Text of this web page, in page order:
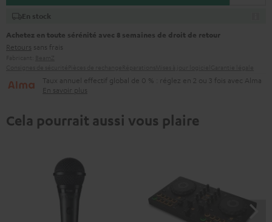
En stock
Achetez en toute sérénité avec 8 semaines de droit de retour
Retours sans frais
Taux annuel effectif global de 0 % : réglez en 2 ou 3 fois avec Alma
En savoir plus
Cela pourrait aussi vous plaire